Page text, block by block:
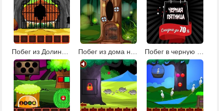
Побег из Долины черепа Побег из дома на дереве Побег в черную пятницу